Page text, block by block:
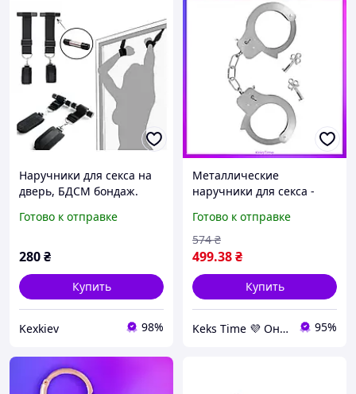
Наручники для секса на
дверь, БДСМ бондаж.
Готово к отправке
280₴
Купить
Kexkiev 98%
Металлические
наручники для секса -
Готово к отправке
499.38₴
574 ₴
Купить
Keks Time 💜 Онлайн-магазин интимных товаров 95%